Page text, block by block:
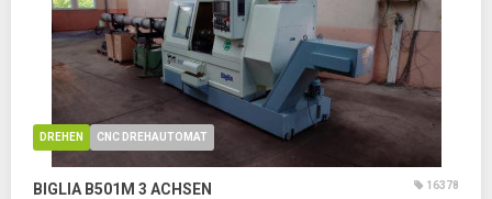
DREHEN CNC DREHAUTOMAT
BIGLIA B501M 3 ACHSEN 16378